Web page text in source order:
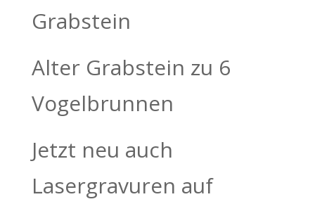
Grabstein
Alter Grabstein zu 6
Vogelbrunnen
Jetzt neu auch
Lasergravuren auf